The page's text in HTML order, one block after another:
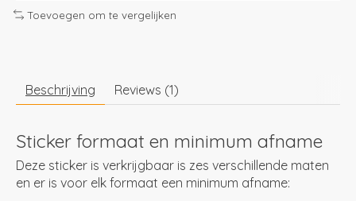
Toevoegen om te vergelijken
Beschrijving Reviews (1)
Sticker formaat en minimum afname
Deze sticker is verkrijgbaar is zes verschillende maten
en er is voor elk formaat een minimum afname: